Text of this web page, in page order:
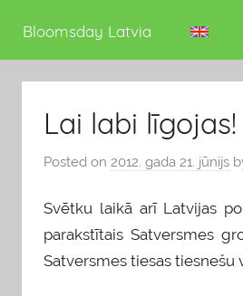
Bloomsday Latvia
Lai labi līgojas!
Posted on 2012. gada 21. jūnijs
Svētku laikā arī Latvijas
parakstītais Satversmes
Satversmes tiesas tiesnešu